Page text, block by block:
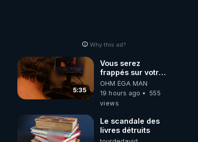
Why this ad?
5:35
Vous serez
frappés sur votre
sol européens par
la faute des
dirigeants qui
le nez
OHM ÉGA MAN
19 hours ago
555
views
Le scandale des
livres détruits